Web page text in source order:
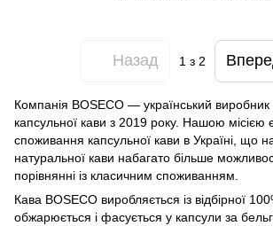
Назад 1 з 2
Компанія BOSECO — український
капсульної кави з 2019 року. Нашою місією
споживання капсульної кави в Україні, що
натуральної кави набагато більше
порівнянні із класичним споживанням.
Кава BOSECO виробляється із відбірної
обжарюється і фасується у капсули за